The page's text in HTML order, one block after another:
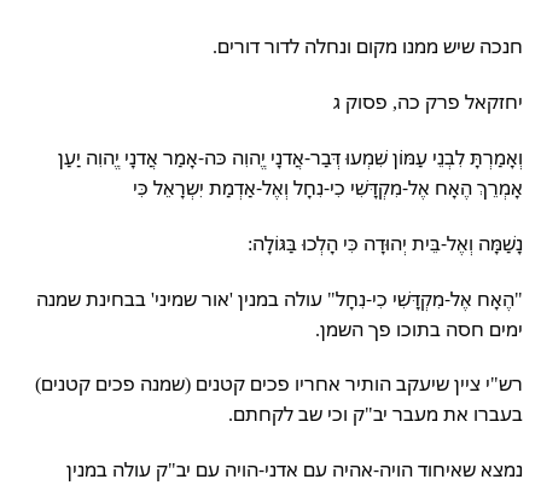
חנכה שיש ממנו מקום ונחלה לדור דורים.
יחזקאל פרק כה, פסוק ג
וְאָמַרְתָּ לִבְנֵי עַמּוֹן שִׁמְעוּ דְּבַר-אֲדנָי יֱהוִה כּה-אָמַר אֲדנָי יֱהוִה יַעַן
אָמְרֵךְ הֶאָח אֶל-מִקְדָּשִׁי כִי-נִחָל וְאֶל-אַדְמַת יִשְרָאֵל כִּי
נָשַׁמָּה וְאֶל-בֵּית יְהוּדָה כִּי הָלְכוּ בַּגּוֹלָה:
"הֶאָח אֶל-מִקְדָּשִׁי כִי-נִחָל" עולה במנין 'אור שמיני' בבחינת שמנה
ימים חסה בתוכו פך השמן.
רש"י ציין שיעקב הותיר אחריו פכים קטנים (שמנה פכים קטנים)
בעברו את מעבר יב"ק וכי שב לקחתם.
נמצא שאיחוד הויה-אהיה עם אדני-הויה עם יב"ק עולה במנין